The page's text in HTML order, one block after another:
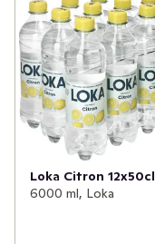
Loka Citron 12x50cl
6000 ml, Loka